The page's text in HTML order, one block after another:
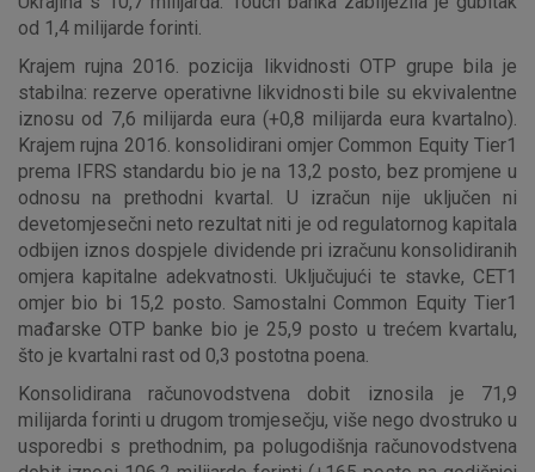
od 1,4 milijarde forinti.
Krajem rujna 2016. pozicija likvidnosti OTP grupe bila je
stabilna: rezerve operativne likvidnosti bile su ekvivalentne
iznosu od 7,6 milijarda eura (+0,8 milijarda eura kvartalno).
Krajem rujna 2016. konsolidirani omjer Common Equity Tier1
prema IFRS standardu bio je na 13,2 posto, bez promjene u
odnosu na prethodni kvartal. U izračun nije uključen ni
devetomjesečni neto rezultat niti je od regulatornog kapitala
odbijen iznos dospjele dividende pri izračunu konsolidiranih
omjera kapitalne adekvatnosti. Uključujući te stavke, CET1
omjer bio bi 15,2 posto. Samostalni Common Equity Tier1
mađarske OTP banke bio je 25,9 posto u trećem kvartalu,
što je kvartalni rast od 0,3 postotna poena.
Konsolidirana računovodstvena dobit iznosila je 71,9
milijarda forinti u drugom tromjesečju, više nego dvostruko u
usporedbi s prethodnim, pa polugodišnja računovodstvena
za uslugama, kao što su postavke kolačića. Svoj preglednik
o njima, ali u tom slučaju neki dijelovi stranice neće raditi. Ti
kolačići ne pohranjuju nikakve informacije koje bi vas mogle
identificirati.
Detaljnije informacije o kolačićima